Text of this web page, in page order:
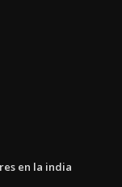
en la india